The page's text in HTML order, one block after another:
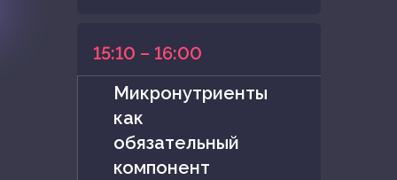
15:10 – 16:00
Микронутриенты
как
обязательный
компонент